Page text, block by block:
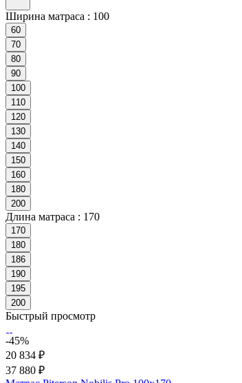
Ширина матраса : 100
60
70
80
90
100
110
120
130
140
150
160
180
200
Длина матраса : 170
170
180
186
190
195
200
Быстрый просмотр
-45%
20 834 ₽
37 880 ₽